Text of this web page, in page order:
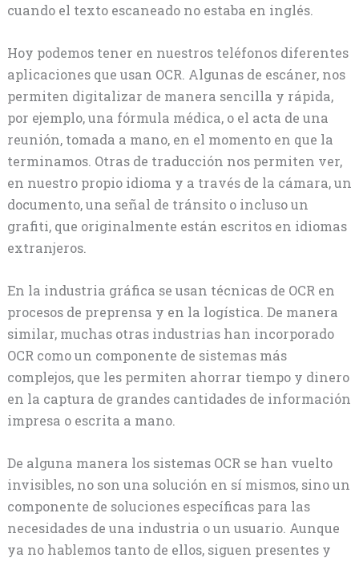
cuando el texto escaneado no estaba en inglés.
Hoy podemos tener en nuestros teléfonos diferentes
aplicaciones que usan OCR. Algunas de escáner, nos
permiten digitalizar de manera sencilla y rápida,
por ejemplo, una fórmula médica, o el acta de una
reunión, tomada a mano, en el momento en que la
terminamos. Otras de traducción nos permiten ver,
en nuestro propio idioma y a través de la cámara, un
documento, una señal de tránsito o incluso un
grafiti, que originalmente están escritos en idiomas
extranjeros.
En la industria gráfica se usan técnicas de OCR en
procesos de preprensa y en la logística. De manera
similar, muchas otras industrias han incorporado
OCR como un componente de sistemas más
complejos, que les permiten ahorrar tiempo y dinero
en la captura de grandes cantidades de información
impresa o escrita a mano.
De alguna manera los sistemas OCR se han vuelto
invisibles, no son una solución en sí mismos, sino un
componente de soluciones específicas para las
necesidades de una industria o un usuario. Aunque
ya no hablemos tanto de ellos, siguen presentes y